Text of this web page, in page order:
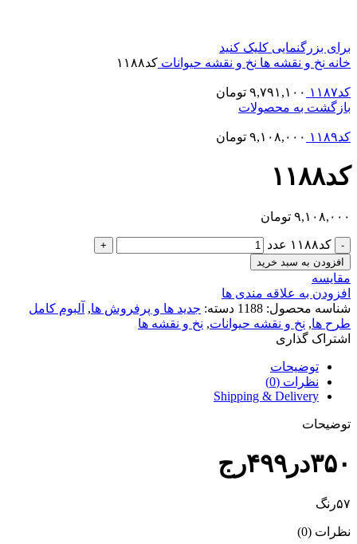
برای بزرگنمایی کلیک کنید
خانه نخ و نقشه ها نخ و نقشه حیوانات کد۱۱۸۸
کد۱۱۸۷ ۹,۷۹۱,۱۰۰ تومان
بازگشت به محصولات
کد۱۱۸۹ ۹,۱۰۸,۰۰۰ تومان
کد۱۱۸۸
۹,۱۰۸,۰۰۰ تومان
کد۱۱۸۸ عدد
افزودن به سبد خرید
مقایسه
افزودن به علاقه مندی ها
شناسه محصول: 1188 دسته: جدید ها و پرفروش ها, آلبوم کامل
طرح ها, نخ و نقشه حیوانات, نخ و نقشه ها
اشتراک گذاری
توضیحات
نظرات (0)
Shipping & Delivery
توضیحات
۳۵۰در۴۹۹رج
۵۷رنگ
نظرات (0)